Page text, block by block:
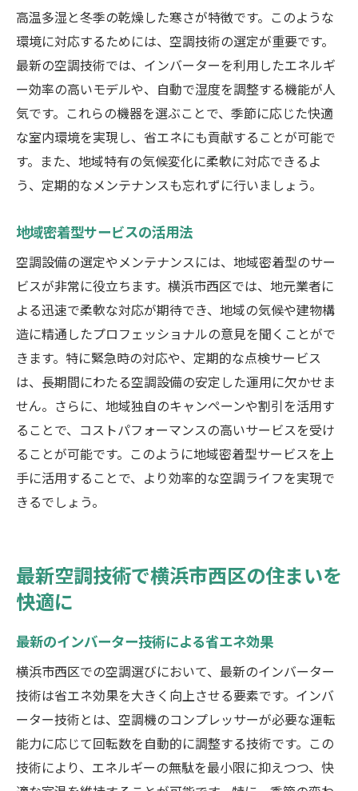
高温多湿と冬季の乾燥した寒さが特徴です。このような
環境に対応するためには、空調技術の選定が重要です。
最新の空調技術では、インバーターを利用したエネルギ
ー効率の高いモデルや、自動で湿度を調整する機能が人
気です。これらの機器を選ぶことで、季節に応じた快適
な室内環境を実現し、省エネにも貢献することが可能で
す。また、地域特有の気候変化に柔軟に対応できるよ
う、定期的なメンテナンスも忘れずに行いましょう。
地域密着型サービスの活用法
空調設備の選定やメンテナンスには、地域密着型のサー
ビスが非常に役立ちます。横浜市西区では、地元業者に
よる迅速で柔軟な対応が期待でき、地域の気候や建物構
造に精通したプロフェッショナルの意見を聞くことがで
きます。特に緊急時の対応や、定期的な点検サービス
は、長期間にわたる空調設備の安定した運用に欠かせま
せん。さらに、地域独自のキャンペーンや割引を活用す
ることで、コストパフォーマンスの高いサービスを受け
ることが可能です。このように地域密着型サービスを上
手に活用することで、より効率的な空調ライフを実現で
きるでしょう。
最新空調技術で横浜市西区の住まいを
快適に
最新のインバーター技術による省エネ効果
横浜市西区での空調選びにおいて、最新のインバーター
技術は省エネ効果を大きく向上させる要素です。インバ
ーター技術とは、空調機のコンプレッサーが必要な運転
能力に応じて回転数を自動的に調整する技術です。この
技術により、エネルギーの無駄を最小限に抑えつつ、快